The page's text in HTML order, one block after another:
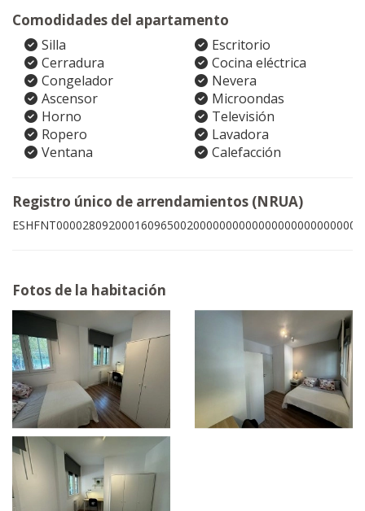
Comodidades del apartamento
Silla
Escritorio
Cerradura
Cocina eléctrica
Congelador
Nevera
Ascensor
Microondas
Horno
Televisión
Ropero
Lavadora
Ventana
Calefacción
Registro único de arrendamientos (NRUA)
ESHFNT00002809200016096500200000000000000000000000004
Fotos de la habitación